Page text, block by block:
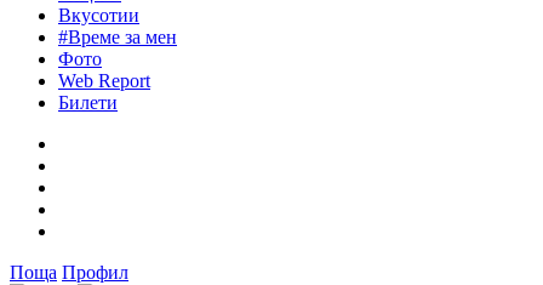
Вкусотии
#Време за мен
Фото
Web Report
Билети
Поща Профил